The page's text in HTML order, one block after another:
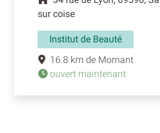
sur coise
Institut de Beauté
16.8 km de Mornant
ouvert maintenant